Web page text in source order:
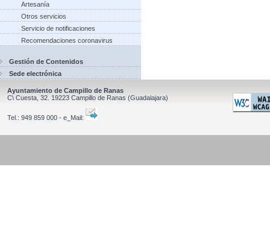
Artesanía
Otros servicios
Servicio de notificaciones
Recomendaciones coronavirus
Gestión de Contenidos
Sede electrónica
Ayuntamiento de Campillo de Ranas
C\ Cuesta, 32. 19223 Campillo de Ranas (Guadalajara)
Tel.: 949 859 000 - e_Mail: